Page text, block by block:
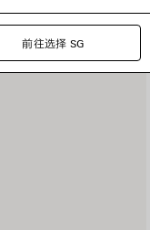
前往选择 SG